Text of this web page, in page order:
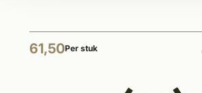
61,50Per stuk